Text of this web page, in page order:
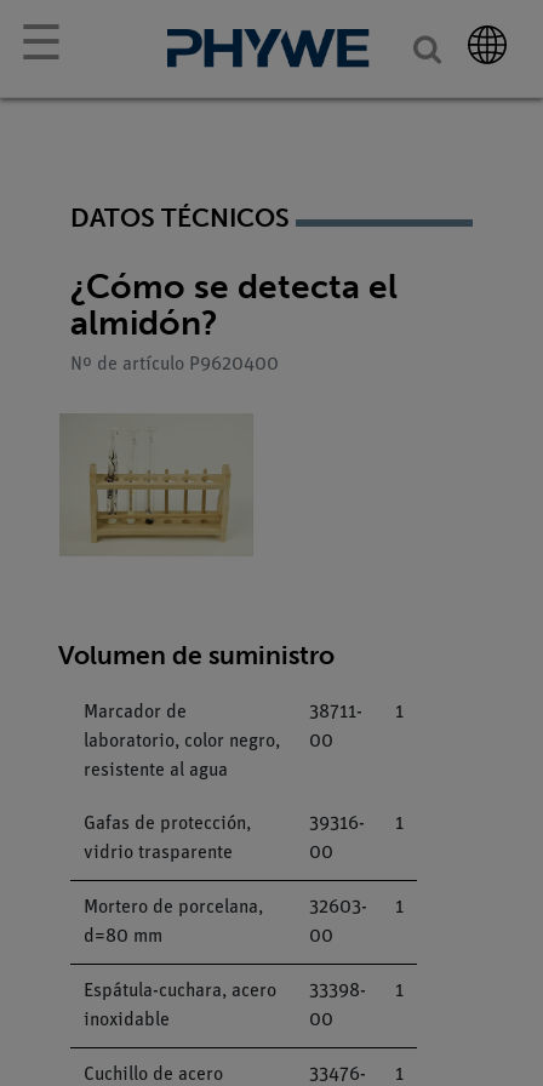
☰
DATOS TÉCNICOS
¿Cómo se detecta el
almidón?
Nº de artículo P9620400
Volumen de suministro
Marcador de
laboratorio, color negro,
resistente al agua
38711-
00
1
Gafas de protección,
vidrio trasparente
39316-
00
1
Mortero de porcelana,
d=80 mm
32603-
00
1
Espátula-cuchara, acero
inoxidable
33398-
00
1
Cuchillo de acero
33476-
1